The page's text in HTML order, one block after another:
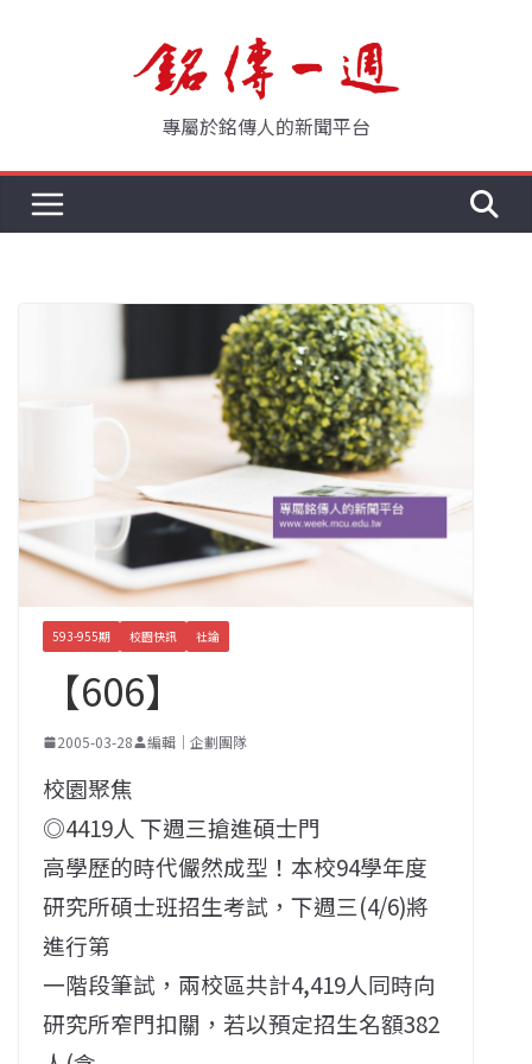
專屬於銘傳人的新聞平台
593-955期 校園快訊 社論
【606】
2005-03-28 編輯｜企劃團隊
校園聚焦
◎4419人 下週三搶進碩士門
高學歷的時代儼然成型！本校94學年度
研究所碩士班招生考試，下週三(4/6)將
進行第
一階段筆試，兩校區共計4,419人同時向
研究所窄門扣關，若以預定招生名額382